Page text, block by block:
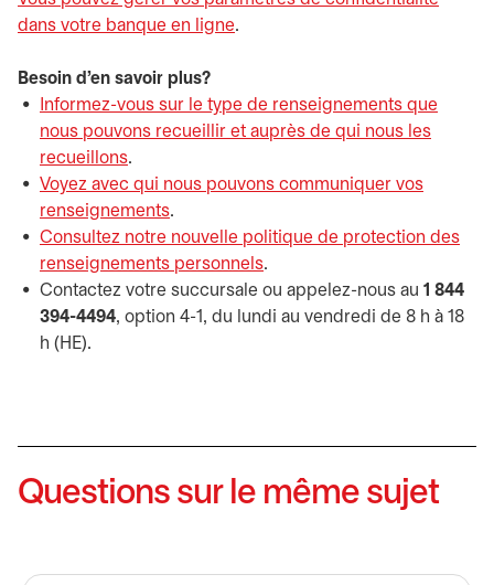
dans votre banque en ligne.
Besoin d’en savoir plus?
Informez-vous sur le type de renseignements que
nous pouvons recueillir et auprès de qui nous les
recueillonss’ouvre dans un nouvel onglet
.
Voyez avec qui nous pouvons communiquer vos
renseignementss’ouvre dans un nouvel onglet
.
Consultez notre nouvelle politique de protection des
renseignements personnelss’ouvre dans un nouvel
.
Contactez votre succursale ou appelez-nous au 1 844
394-4494, option 4-1, du lundi au vendredi de 8 h à 18
h (HE).
Questions sur le même sujet